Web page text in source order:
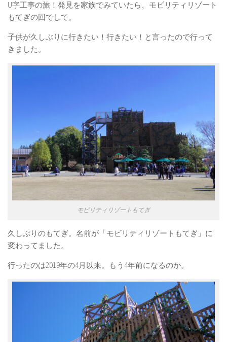
U字工事の旅！発見を家族でみていたら、モビリティリゾート
もてぎの回でして。
子供が久しぶりに行きたい！行きたい！と言ったので行って
きました。
モビリティリゾートもてぎ
久しぶりのもてぎ。名前が「モビリティリゾートもてぎ」に
変わってました。
行ったのは2019年の4月以来。もう4年前になるのか。